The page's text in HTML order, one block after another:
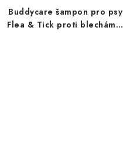
Buddycare šampon pro psy
Flea & Tick proti blechám a